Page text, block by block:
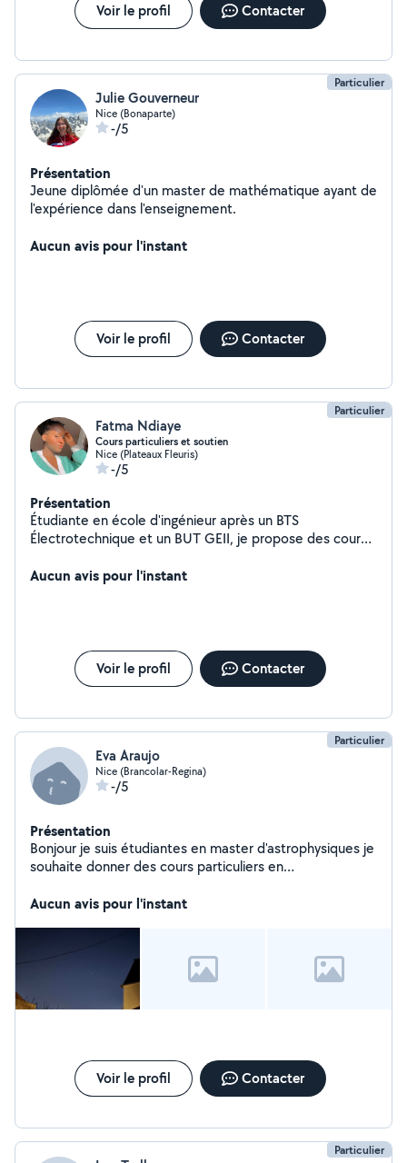
Voir le profil Contacter
Particulier
Julie Gouverneur
Nice (Bonaparte)
-/5
Présentation
Jeune diplômée d'un master de mathématique ayant de
l'expérience dans l'enseignement.
Aucun avis pour l'instant
Voir le profil Contacter
Particulier
Fatma Ndiaye
Cours particuliers et soutien
Nice (Plateaux Fleuris)
-/5
Présentation
Étudiante en école d'ingénieur après un BTS
Électrotechnique et un BUT GEII, je propose des cours
primaire, collège et lycée. Matières proposées :
accompagnement personnalisé selon les besoins de
l'élève. Objectifs : Améliorer la compréhension, combler
les lacunes, préparer les examens et gagner en
préférence). Tarif : À discuter selon le niveau et la
fréquence. CESU accepté.
Aucun avis pour l'instant
Voir le profil Contacter
Particulier
Eva Araujo
Nice (Brancolar-Regina)
-/5
Présentation
Bonjour je suis étudiantes en master d'astrophysiques je
souhaite donner des cours particuliers en
tarifs dépendent de la distance à mon domicile.
Aucun avis pour l'instant
Voir le profil Contacter
Particulier